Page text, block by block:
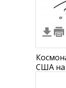
США на